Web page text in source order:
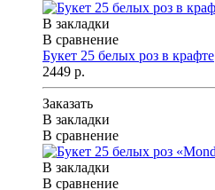
В закладки
В сравнение
Букет 25 белых роз в крафте
2449 р.
Заказать
В закладки
В сравнение
В закладки
В сравнение